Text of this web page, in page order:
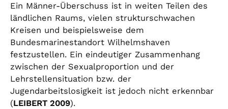
Ein Männer-Überschuss ist in weiten Teilen des
ländlichen Raums, vielen strukturschwachen
Kreisen und beispielsweise dem
Bundesmarinestandort Wilhelmshaven
festzustellen. Ein eindeutiger Zusammenhang
zwischen der Sexualproportion und der
Lehrstellensituation bzw. der
Jugendarbeitslosigkeit ist jedoch nicht erkennbar
(LEIBERT 2009).